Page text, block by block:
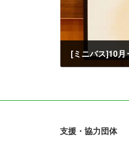
[ミニバス]10月
支援・協力団体